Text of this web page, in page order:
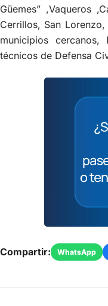
Güemes” ,Vaqueros
Cerrillos, San
municipios
técnicos de Defensa
Compartir: WhatsApp